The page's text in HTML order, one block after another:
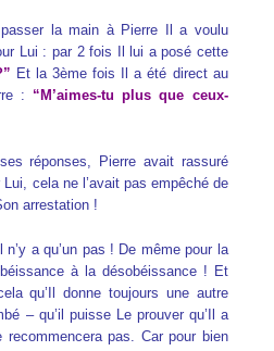
passer la main à Pierre Il a voulu
Lui : par 2 fois Il lui a posé cette
Et la 3ème fois Il a été direct au
: “M’aimes-tu plus que ceux-
réponses, Pierre avait rassuré
cela ne l’avait pas empêché de
arrestation !
n’y a qu’un pas ! De même pour la
à la désobéissance ! Et
qu’Il donne toujours une autre
– qu’il puisse Le prouver qu’Il a
recommencera pas. Car pour bien